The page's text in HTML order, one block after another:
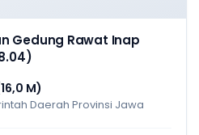
Gedung Rawat Inap
M)
Daerah Provinsi Jawa